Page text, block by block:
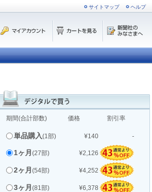
サイトマップ ヘルプ
期間(合計部数) 価格 割引率
単品購入(1部) ¥140 -
1ヶ月 (27部) ¥2,126
2ヶ月 (54部) ¥4,252
3ヶ月 (81部) ¥6,378